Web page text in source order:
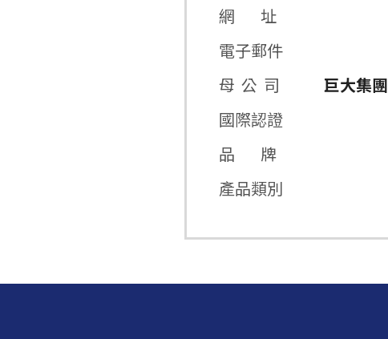
網 址
電子郵件
母 公 司
巨大集團
國際認證
品 牌
產品類別